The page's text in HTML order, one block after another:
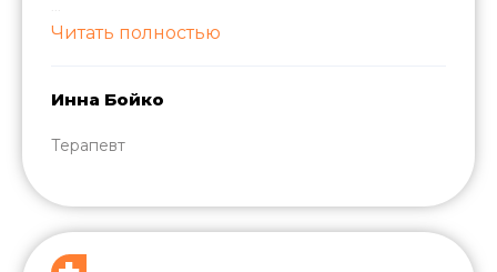
Читать полностью
Инна Бойко
Терапевт